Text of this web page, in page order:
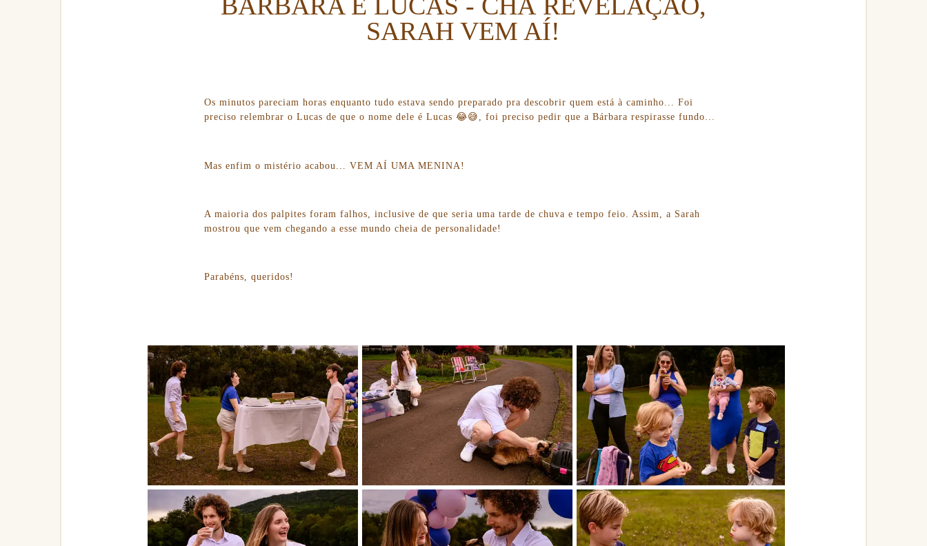
SARAH VEM AÍ!
Os minutos pareciam horas enquanto tudo estava sendo preparado pra descobrir quem está à caminho... Foi
preciso relembrar o Lucas de que o nome dele é Lucas 😂😅, foi preciso pedir que a Bárbara respirasse fundo...
Mas enfim o mistério acabou... VEM AÍ UMA MENINA!
A maioria dos palpites foram falhos, inclusive de que seria uma tarde de chuva e tempo feio. Assim, a Sarah
mostrou que vem chegando a esse mundo cheia de personalidade!
Parabéns, queridos!